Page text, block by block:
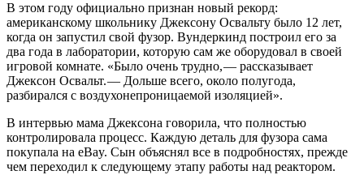
В этом году официально признан новый рекорд:
американскому школьнику Джексону Освальту было 12 лет,
когда он запустил свой фузор. Вундеркинд построил его за
два года в лаборатории, которую сам же оборудовал в своей
игровой комнате. «Было очень трудно, — рассказывает
Джексон Освальт. — Дольше всего, около полугода,
разбирался с воздухонепроницаемой изоляцией».
В интервью мама Джексона говорила, что полностью
контролировала процесс. Каждую деталь для фузора сама
покупала на eBay. Сын объяснял все в подробностях, прежде
чем переходил к следующему этапу работы над реактором.